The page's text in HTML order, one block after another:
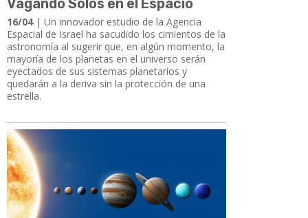
Vagando Solos en el Espacio
16/04| Un innovador estudio de la Agencia
Espacial de Israel ha sacudido los cimientos de la
astronomía al sugerir que, en algún momento, la
mayoría de los planetas en el universo serán
eyectados de sus sistemas planetarios y
quedarán a la deriva sin la protección de una
estrella.